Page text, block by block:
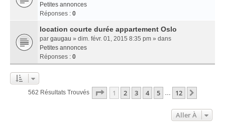
Petites annonces
Réponses : 0
location courte durée appartement Oslo
par gaugau » dim. févr. 01, 2015 8:35 pm » dans
Petites annonces
Réponses : 0
562 Résultats Trouvés Page 1Sur
1 2 3 4 5 … 12
Aller À